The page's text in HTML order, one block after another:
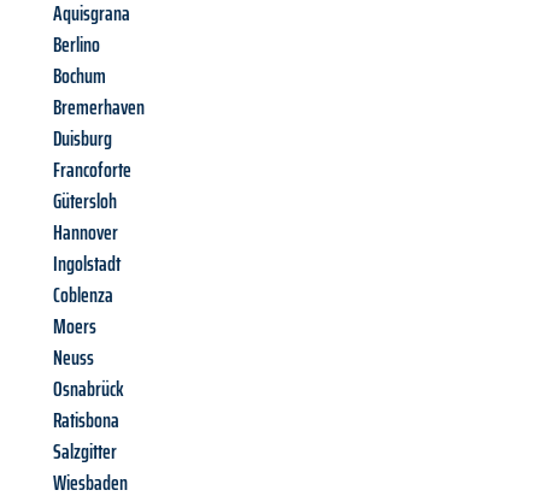
Aquisgrana
Berlino
Bochum
Bremerhaven
Duisburg
Francoforte
Gütersloh
Hannover
Ingolstadt
Coblenza
Moers
Neuss
Osnabrück
Ratisbona
Salzgitter
Wiesbaden